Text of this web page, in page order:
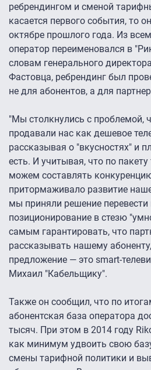
ребрендингом и сменой
касается первого события, то
октябре прошлого года. Из
оператор переименовался в
словам генерального
Фастовца, ребрендинг был
не для абонентов, а для
"Мы столкнулись с проблемой,
продавали нас как дешевое
рассказывая о "вкусностях" и
есть. И учитывая, что по
можем составлять
притормаживало развитие
мы приняли решение
позиционирование в стезю
самым гарантировать, что
рассказывать нашему
предложение — это smart-
Михаил "Кабельщику".
Также он сообщил, что по
абонентская база оператора
тысяч. При этом в 2014 году
как минимум удвоить свою
смены тарифной политики и